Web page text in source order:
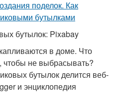
бутылок: Pixabay
в доме. Что
чтобы не выбрасывать?
бутылок делится веб-
и энциклопедия